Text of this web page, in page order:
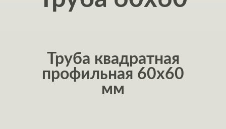
Труба квадратная
профильная 60x60
мм